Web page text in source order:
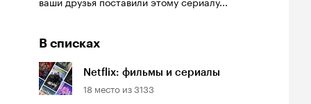
Кинопоиска
В списках
Netflix: фильмы и сериалы
18 место из3133